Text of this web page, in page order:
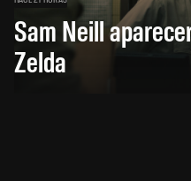
Sam Neill
Zelda